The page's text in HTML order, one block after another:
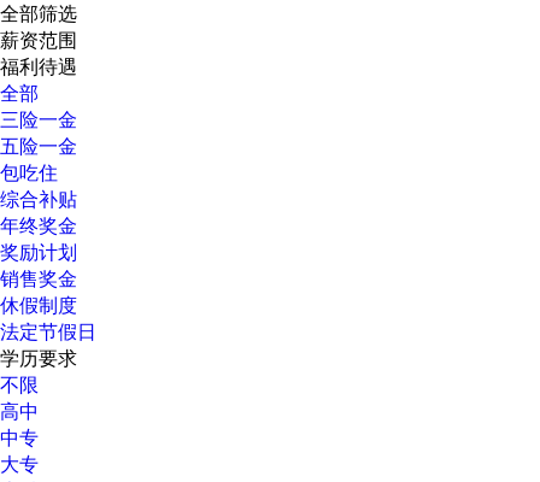
全部筛选
薪资范围
福利待遇
全部
三险一金
五险一金
包吃住
综合补贴
年终奖金
奖励计划
销售奖金
休假制度
法定节假日
学历要求
不限
高中
中专
大专